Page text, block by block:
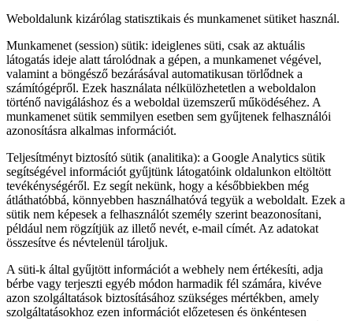
Weboldalunk kizárólag statisztikais és munkamenet sütiket használ.
Munkamenet (session) sütik: ideiglenes süti, csak az aktuális
látogatás ideje alatt tárolódnak a gépen, a munkamenet végével,
valamint a böngésző bezárásával automatikusan törlődnek a
számítógépről. Ezek használata nélkülözhetetlen a weboldalon
történő navigáláshoz és a weboldal üzemszerű működéséhez. A
munkamenet sütik semmilyen esetben sem gyűjtenek felhasználói
azonosításra alkalmas információt.
Teljesítményt biztosító sütik (analitika): a Google Analytics sütik
segítségével információt gyűjtünk látogatóink oldalunkon eltöltött
tevékénységéről. Ez segít nekünk, hogy a későbbiekben még
átláthatóbbá, könnyebben használhatóvá tegyük a weboldalt. Ezek a
sütik nem képesek a felhasználót személy szerint beazonosítani,
például nem rögzítjük az illető nevét, e-mail címét. Az adatokat
összesítve és névtelenül tároljuk.
A süti-k által gyűjtött információt a webhely nem értékesíti, adja
bérbe vagy terjeszti egyéb módon harmadik fél számára, kivéve
azon szolgáltatások biztosításához szükséges mértékben, amely
szolgáltatásokhoz ezen információt előzetesen és önkéntesen